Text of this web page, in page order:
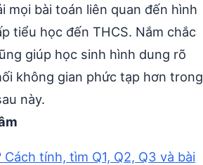
mọi bài toán liên quan đến hình
tiểu học đến THCS. Nắm chắc
giúp học sinh hình dung rõ
không gian phức tạp hơn trong
này.
Cách tính, tìm Q1, Q2, Q3 và bài